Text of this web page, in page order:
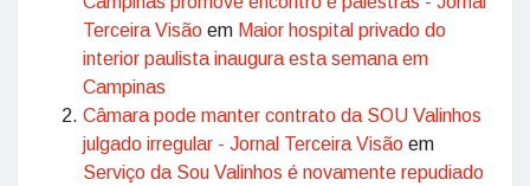
Terceira Visão em Maior hospital privado do
interior paulista inaugura esta semana em
Campinas
Câmara pode manter contrato da SOU Valinhos
julgado irregular - Jornal Terceira Visão em
Serviço da Sou Valinhos é novamente repudiado